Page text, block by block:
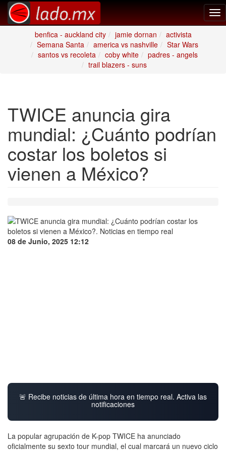
benfica - auckland city
jamie dornan
activista
Semana Santa
america vs nashville
Star Wars
santos vs recoleta
coby white
padres - angels
trail blazers - suns
TWICE anuncia gira
mundial: ¿Cuánto podrían
costar los boletos si
vienen a México?
08 de Junio, 2025 12:12
🚨 Recibe noticias de última hora en tiempo real. Activa las
notificaciones
La popular agrupación de K-pop TWICE ha anunciado
oficialmente su sexto tour mundial, el cual marcará un nuevo ciclo